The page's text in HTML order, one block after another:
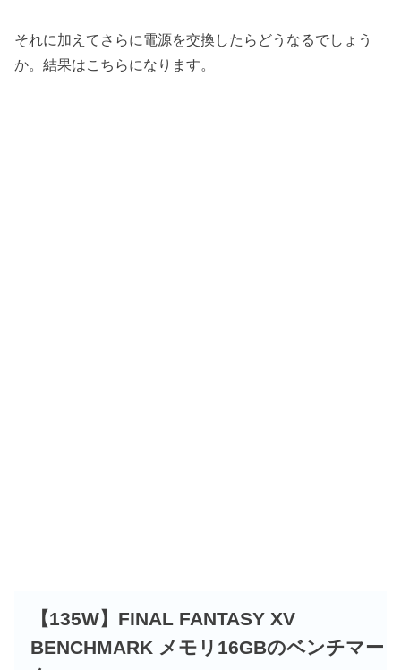
それに加えてさらに電源を交換したらどうなるでしょう
か。結果はこちらになります。
【135W】FINAL FANTASY XV
BENCHMARK メモリ16GBのベンチマー